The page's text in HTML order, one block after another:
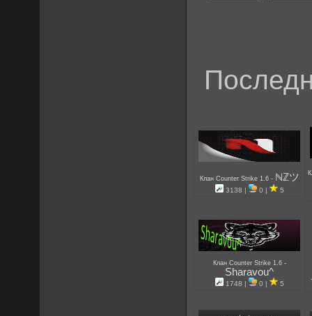
Клан Counter Strike 1.6 - ℕℤツ
3138 | 0 | 5
Клан Counter Strike 1.6 -
Sharavou^
1748 | 0 | 5